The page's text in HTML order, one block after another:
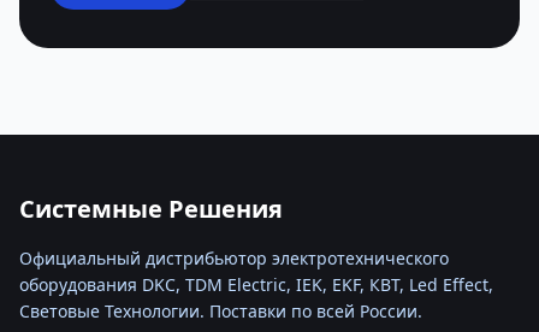
Системные Решения
Официальный дистрибьютор электротехнического
оборудования DKC, TDM Electric, IEK, EKF, КВТ, Led Effect,
Световые Технологии. Поставки по всей России.